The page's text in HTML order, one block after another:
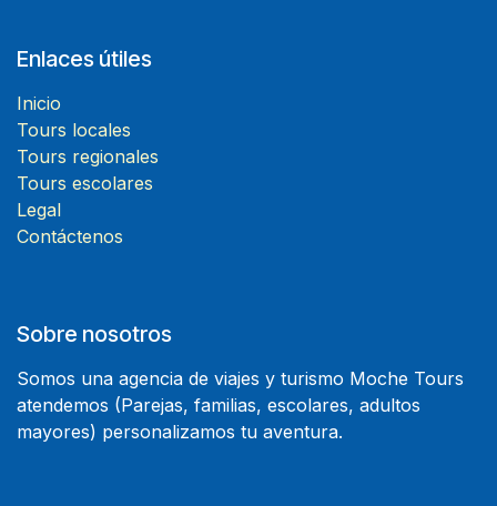
Enlaces útiles
Inicio
Tours locales
Tours regionales
Tours escolares
Legal
Contáctenos
Sobre nosotros
Somos una agencia de viajes y turismo Moche Tours
atendemos (Parejas, familias, escolares, adultos
mayores) personalizamos tu aventura.